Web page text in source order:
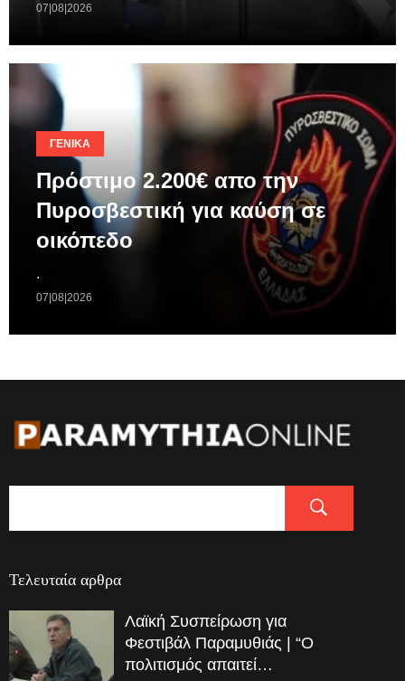
07|08|2026
ΓΕΝΙΚΆ
Πρόστιμο 2.200€ απο την
Πυροσβεστική για καύση σε
οικόπεδο
.
07|08|2026
Τελευταία αρθρα
Λαϊκή Συσπείρωση για
Φεστιβάλ Παραμυθιάς | “Ο
πολιτισμός απαιτεί…